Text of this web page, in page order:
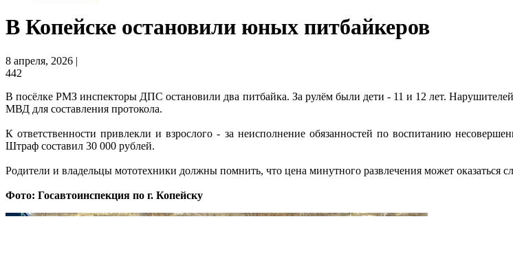
В Копейске остановили юных питбайкеров
8 апреля, 2026 |
442
В посёлке РМЗ инспекторы ДПС остановили два питбайка. За рулём были дети - 11 и 12 лет.
МВД для составления протокола.
К ответственности привлекли и взрослого - за неисполнение обязанностей по воспитанию
Штраф составил 30 000 рублей.
Родители и владельцы мототехники должны помнить, что цена минутного развлечения может оказаться
Фото: Госавтоинспекция по г. Копейску